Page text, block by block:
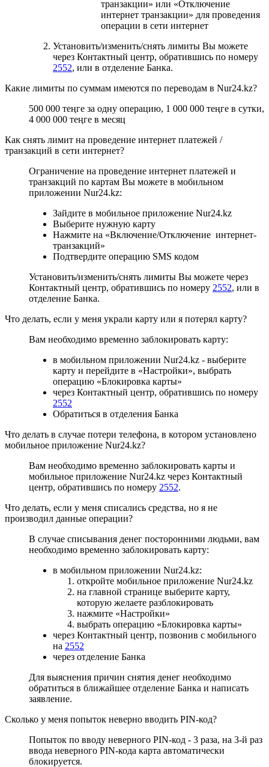
транзакции» или «Отключение
интернет транзакции» для проведения
операции в сети интернет
Установить/изменить/снять лимиты Вы можете
через Контактный центр, обратившись по номеру
2552, или в отделение Банка.
Какие лимиты по суммам имеются по переводам в Nur24.kz?
500 000 теңге за одну операцию, 1 000 000 теңге в сутки,
4 000 000 теңге в месяц
Как снять лимит на проведение интернет платежей /
транзакций в сети интернет?
Ограничение на проведение интернет платежей и
транзакций по картам Вы можете в мобильном
приложении Nur24.kz:
Зайдите в мобильное приложение Nur24.kz
Выберите нужную карту
Нажмите на «Включение/Отключение интернет-
транзакций»
Подтвердите операцию SMS кодом
Установить/изменить/снять лимиты Вы можете через
Контактный центр, обратившись по номеру 2552, или в
отделение Банка.
Что делать, если у меня украли карту или я потерял карту?
Вам необходимо временно заблокировать карту:
в мобильном приложении Nur24.kz - выберите
карту и перейдите в «Настройки», выбрать
операцию «Блокировка карты»
через Контактный центр, обратившись по номеру
2552
Обратиться в отделения Банка
Что делать в случае потери телефона, в котором установлено
мобильное приложение Nur24.kz?
Вам необходимо временно заблокировать карты и
мобильное приложение Nur24.kz через Контактный
центр, обратившись по номеру 2552.
Что делать, если у меня списались средства, но я не
производил данные операции?
В случае списывания денег посторонними людьми, вам
необходимо временно заблокировать карту:
в мобильном приложении Nur24.kz:
откройте мобильное приложение Nur24.kz
на главной странице выберите карту,
которую желаете разблокировать
нажмите «Настройки»
выбрать операцию «Блокировка карты»
через Контактный центр, позвонив с мобильного
на 2552
через отделение Банка
Для выяснения причин снятия денег необходимо
обратиться в ближайшее отделение Банка и написать
заявление.
Сколько у меня попыток неверно вводить PIN-код?
Попыток по вводу неверного PIN-код - 3 раза, на 3-й раз
ввода неверного PIN-кода карта автоматически
блокируется.